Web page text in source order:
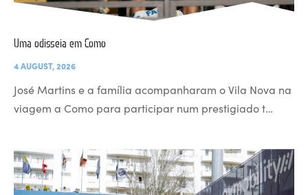
Uma odisseia em Como
4 AUGUST, 2026
José Martins e a família acompanharam o Vila Nova na
viagem a Como para participar num prestigiado t…